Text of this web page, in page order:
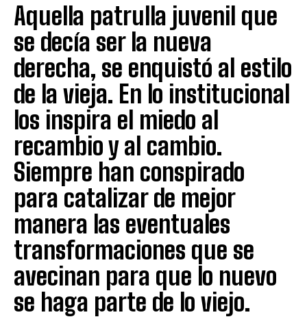
Aquella patrulla juvenil que
se decía ser la nueva
derecha, se enquistó al estilo
de la vieja. En lo institucional
los inspira el miedo al
recambio y al cambio.
Siempre han conspirado
para catalizar de mejor
manera las eventuales
transformaciones que se
avecinan para que lo nuevo
se haga parte de lo viejo.